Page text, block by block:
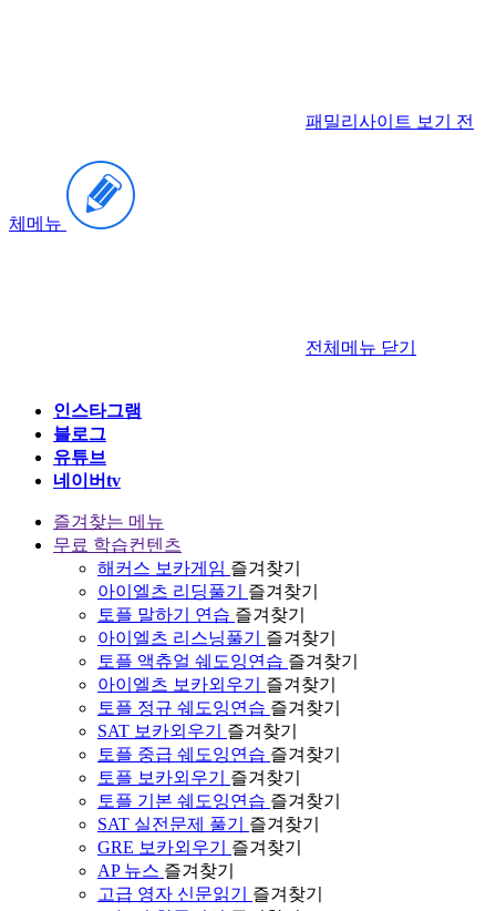
패밀리사이트 보기 전
체메뉴
전체메뉴 닫기
인스타그램
블로그
유튜브
네이버tv
즐겨찾는 메뉴
무료 학습컨텐츠
해커스 보카게임 즐겨찾기
아이엘츠 리딩풀기
즐겨찾기
토플 말하기 연습 즐겨찾기
아이엘츠 리스닝풀기
즐겨찾기
토플 액츄얼 쉐도잉연습 즐겨찾기
아이엘츠 보카외우기
즐겨찾기
토플 정규 쉐도잉연습 즐겨찾기
SAT 보카외우기
즐겨찾기
토플 중급 쉐도잉연습 즐겨찾기
토플 보카외우기
즐겨찾기
토플 기본 쉐도잉연습 즐겨찾기
SAT 실전문제 풀기
즐겨찾기
GRE 보카외우기
즐겨찾기
AP 뉴스 즐겨찾기
고급 영자 신문읽기
즐겨찾기